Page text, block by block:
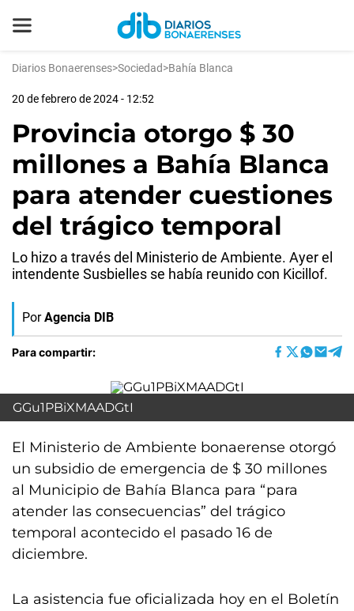
Diarios Bonaerenses>Sociedad>Bahía Blanca
20 de febrero de 2024 - 12:52
Provincia otorgo $ 30
millones a Bahía Blanca
para atender cuestiones
del trágico temporal
Lo hizo a través del Ministerio de Ambiente. Ayer el
intendente Susbielles se había reunido con Kicillof.
Por Agencia DIB
Para compartir:
GGu1PBiXMAADGtI
El Ministerio de Ambiente bonaerense otorgó
un subsidio de emergencia de $ 30 millones
al Municipio de Bahía Blanca para “para
atender las consecuencias” del trágico
temporal acontecido el pasado 16 de
diciembre.
La asistencia fue oficializada hoy en el Boletín